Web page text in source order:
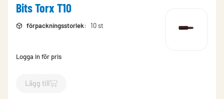
Bits Torx T10
förpackningsstorlek: 10 st
Logga in för pris
Lägg till
`$Lägg till